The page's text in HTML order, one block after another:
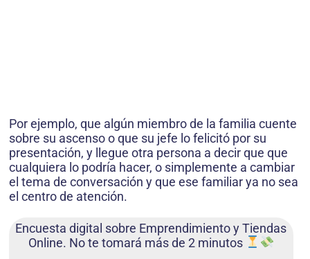
Por ejemplo, que algún miembro de la familia cuente
sobre su ascenso o que su jefe lo felicitó por su
presentación, y llegue otra persona a decir que que
cualquiera lo podría hacer, o simplemente a cambiar
el tema de conversación y que ese familiar ya no sea
el centro de atención.
Encuesta digital sobre Emprendimiento y Tiendas
Online. No te tomará más de 2 minutos